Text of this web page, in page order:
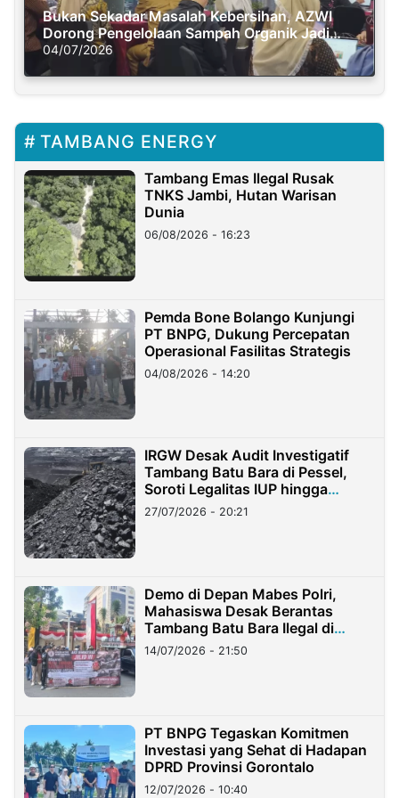
Bukan Sekadar Masalah Kebersihan, AZWI
Dorong Pengelolaan Sampah Organik Jadi
Solusi Krisis Iklim
04/07/2026
TAMBANG ENERGY
Tambang Emas Ilegal Rusak
TNKS Jambi, Hutan Warisan
Dunia
06/08/2026 - 16:23
Pemda Bone Bolango Kunjungi
PT BNPG, Dukung Percepatan
Operasional Fasilitas Strategis
04/08/2026 - 14:20
IRGW Desak Audit Investigatif
Tambang Batu Bara di Pessel,
Soroti Legalitas IUP hingga
Stockpile
27/07/2026 - 20:21
Demo di Depan Mabes Polri,
Mahasiswa Desak Berantas
Tambang Batu Bara Ilegal di
Lampung
14/07/2026 - 21:50
PT BNPG Tegaskan Komitmen
Investasi yang Sehat di Hadapan
DPRD Provinsi Gorontalo
12/07/2026 - 10:40